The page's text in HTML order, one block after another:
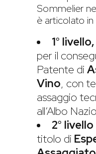
Sommelier
è articolato in
1° livello,
per il
Patente di
Vino, con
assaggio
all’Albo
2° livello
titolo di